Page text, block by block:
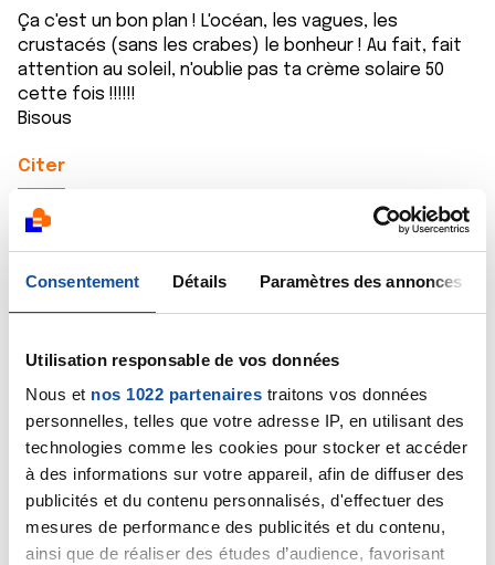
Consentement Détails Paramètres des annonces
Utilisation responsable de vos données
Nous et nos 1022 partenaires traitons vos données
personnelles, telles que votre adresse IP, en utilisant des
technologies comme les cookies pour stocker et accéder
à des informations sur votre appareil, afin de diffuser des
publicités et du contenu personnalisés, d'effectuer des
mesures de performance des publicités et du contenu,
ainsi que de réaliser des études d’audience, favorisant
Ça c'est un bon plan ! L'océan, les vagues, les
crustacés (sans les crabes) le bonheur ! Au fait, fait
attention au soleil, n'oublie pas ta crème solaire 50
cette fois !!!!!!
Bisous
Citer
Coucou Stéphane, moi je te souhaite de passer trois
semaines magiques avec ta chérie, en espérant que la
bête te laisse tranquille, tu l'as vraiment bien mérité
avec ton année de douleur .. Tu vas faire une
thalassothérapie, moi c'est un rêve que j'aimerais